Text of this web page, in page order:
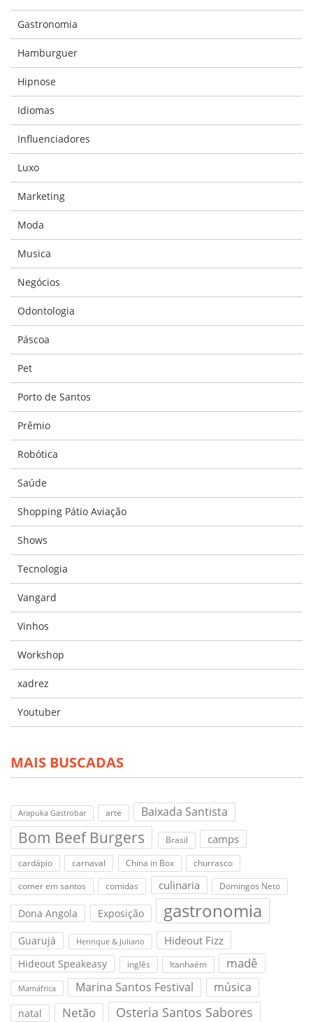
Gastronomia
Hamburguer
Hipnose
Idiomas
Influenciadores
Luxo
Marketing
Moda
Musica
Negócios
Odontologia
Páscoa
Pet
Porto de Santos
Prêmio
Robótica
Saúde
Shopping Pátio Aviação
Shows
Tecnologia
Vangard
Vinhos
Workshop
xadrez
Youtuber
MAIS BUSCADAS
Arapuka Gastrobar arte Baixada Santista
Bom Beef Burgers Brasil camps
cardápio carnaval China in Box
churrasco
comer em santos
comidas culinaria Domingos Neto
Dona Angola Exposição gastronomia
Guarujá Henrique & Juliano Hideout Fizz
Hideout Speakeasy inglês Itanhaém madê
Mamáfrica Marina Santos Festival música
natal Netão Osteria Santos Sabores